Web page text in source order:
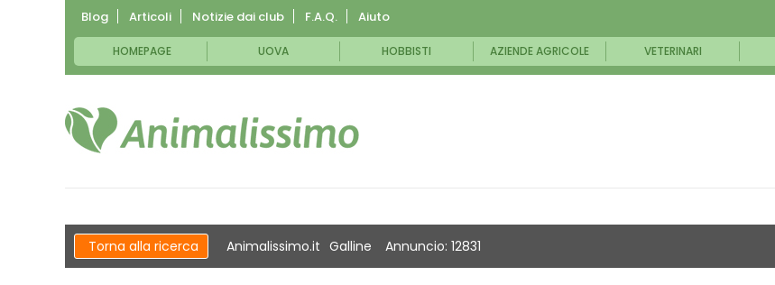
Blog Articoli Notizie dai club F.A.Q. Aiuto
HOMEPAGE UOVA HOBBISTI AZIENDE AGRICOLE VETERINARI
Torna alla ricerca Animalissimo.it Galline Annuncio: 12831